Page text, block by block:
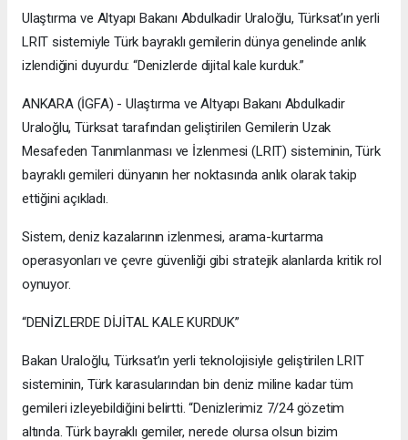
Ulaştırma ve Altyapı Bakanı Abdulkadir Uraloğlu, Türksat’ın yerli
LRIT sistemiyle Türk bayraklı gemilerin dünya genelinde anlık
izlendiğini duyurdu: “Denizlerde dijital kale kurduk.”
ANKARA (İGFA) - Ulaştırma ve Altyapı Bakanı Abdulkadir
Uraloğlu, Türksat tarafından geliştirilen Gemilerin Uzak
Mesafeden Tanımlanması ve İzlenmesi (LRIT) sisteminin, Türk
bayraklı gemileri dünyanın her noktasında anlık olarak takip
ettiğini açıkladı.
Sistem, deniz kazalarının izlenmesi, arama-kurtarma
operasyonları ve çevre güvenliği gibi stratejik alanlarda kritik rol
oynuyor.
“DENİZLERDE DİJİTAL KALE KURDUK”
Bakan Uraloğlu, Türksat’ın yerli teknolojisiyle geliştirilen LRIT
sisteminin, Türk karasularından bin deniz miline kadar tüm
gemileri izleyebildiğini belirtti. “Denizlerimiz 7/24 gözetim
altında. Türk bayraklı gemiler, nerede olursa olsun bizim